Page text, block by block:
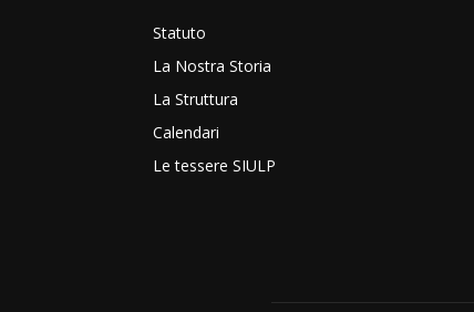
Statuto
La Nostra Storia
La Struttura
Calendari
Le tessere SIULP